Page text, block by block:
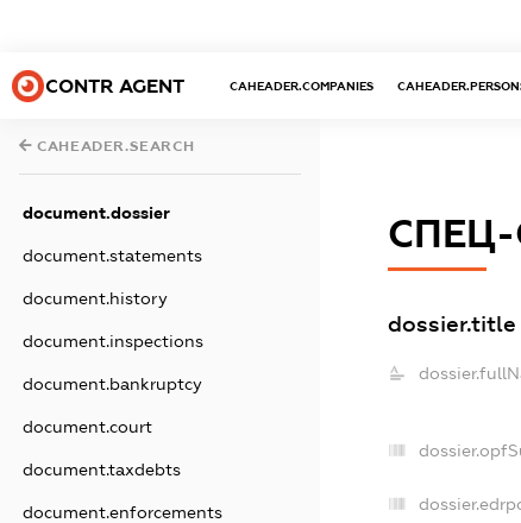
CONTR AGENT CAHEADER.COMPANIES
CAHEADER.SEARCH
document.dossier
document.statements
document.history
document.inspections
document.bankruptcy
document.court
document.taxdebts
document.enforcements
dossier.title